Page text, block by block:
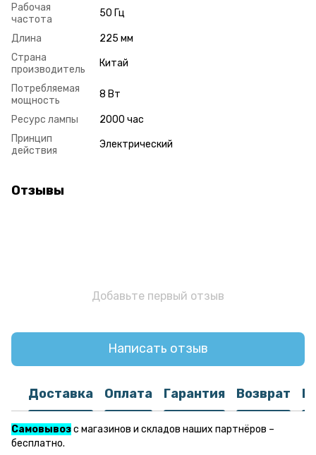
Рабочая
частота
50 Гц
Длина
225 мм
Страна
производитель
Китай
Потребляемая
мощность
8 Вт
Ресурс лампы
2000 час
Принцип
действия
Электрический
Отзывы
Добавьте первый отзыв
Написать отзыв
Доставка Оплата Гарантия Возврат
Самовывозс магазинов и складов наших партнёров –
бесплатно.